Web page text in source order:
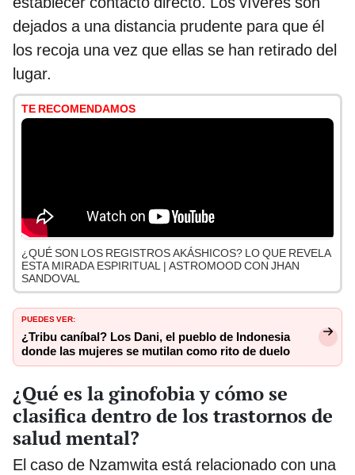
dejados a una distancia prudente para que él
los recoja una vez que ellas se han retirado del
lugar.
TE RECOMENDAMOS
¿QUÉ SON LOS REGISTROS AKÁSHICOS? LO QUE REVELA
ESTA MIRADA ESPIRITUAL | ASTROMOOD CON JHAN
SANDOVAL
PUEDES VER:
¿Tribu caníbal? Los Dani, el pueblo de Indonesia
donde las mujeres se mutilan como rito de duelo
¿Qué es la ginofobia y cómo se
clasifica dentro de los trastornos de
salud mental?
El caso de Nzamwita está relacionado con una